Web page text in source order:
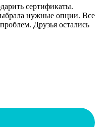
сертификаты.
нужные опции. Все
Друзья остались